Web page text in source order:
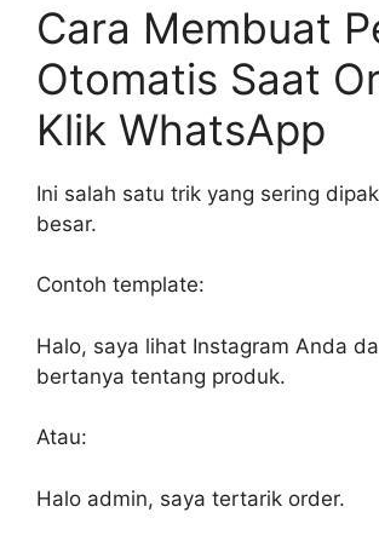
Cara Membuat
Otomatis Saat
Klik WhatsApp
Ini salah satu trik yang sering
besar.
Contoh template:
Halo, saya lihat Instagram Anda
bertanya tentang produk.
Atau:
Halo admin, saya tertarik order.